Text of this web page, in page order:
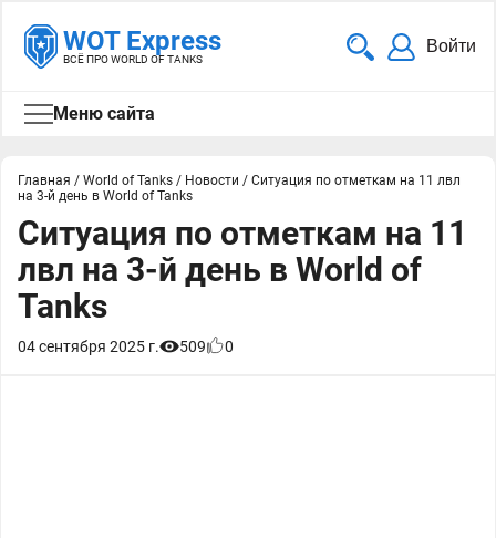
WOT Express
ВСЁ ПРО WORLD OF TANKS
Войти
Меню сайта
Главная / World of Tanks / Новости / Ситуация по отметкам на 11 лвл
на 3-й день в World of Tanks
Ситуация по отметкам на 11
лвл на 3-й день в World of
Tanks
04 сентября 2025 г. 509 0